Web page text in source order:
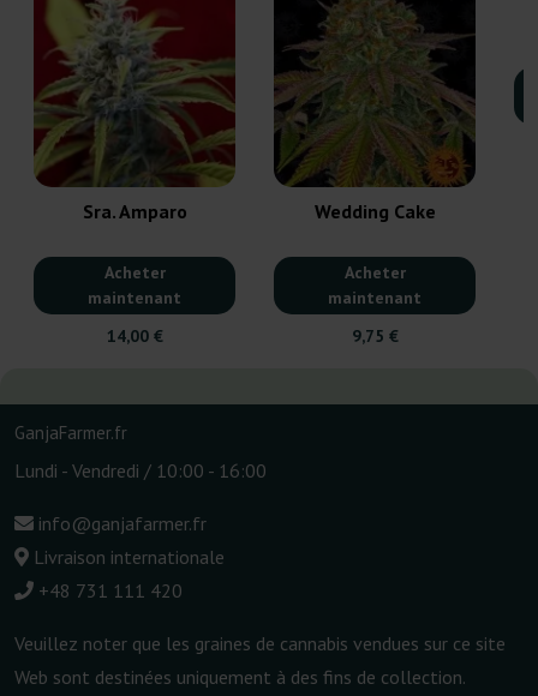
Sra. Amparo
Acheter
maintenant
14,00 €
Wedding Cake
Acheter
maintenant
9,75 €
GanjaFarmer.fr
Lundi - Vendredi / 10:00 - 16:00
info@ganjafarmer.fr
Livraison internationale
+48 731 111 420
Veuillez noter que les graines de cannabis vendues sur ce site
Web sont destinées uniquement à des fins de collection.